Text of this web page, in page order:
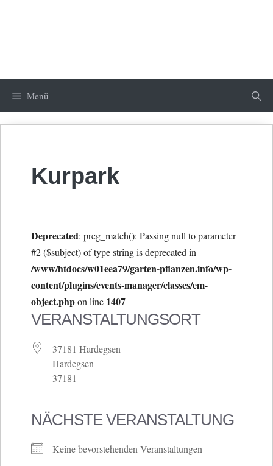
Menü
Kurpark
Deprecated: preg_match(): Passing null to parameter
#2 ($subject) of type string is deprecated in
/www/htdocs/w01eea79/garten-pflanzen.info/wp-
content/plugins/events-manager/classes/em-
object.phpon line 1407
VERANSTALTUNGSORT
37181 Hardegsen
Hardegsen
37181
NÄCHSTE VERANSTALTUNG
Keine bevorstehenden Veranstaltungen